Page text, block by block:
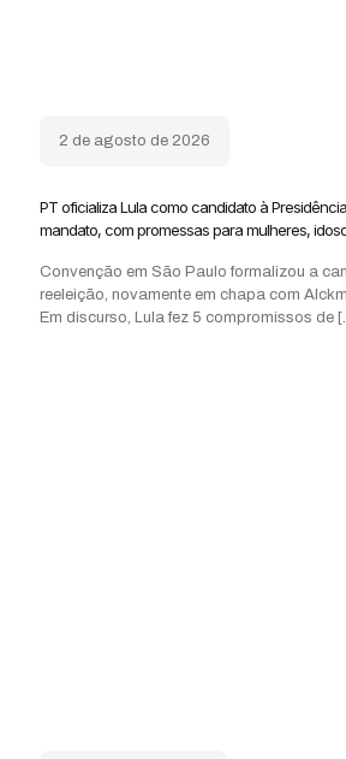
2 de agosto de 2026
PT oficializa Lula como candidato à
mandato, com promessas para mulheres,
Convenção em São Paulo formalizou a
reeleição, novamente em chapa com
Em discurso, Lula fez 5 compromissos de